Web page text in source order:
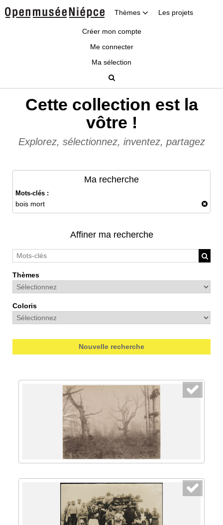
Thèmes Les projets
Créer mon compte
Me connecter
Ma sélection
Cette collection est la
vôtre !
Explorez, sélectionnez, inventez, partagez
Ma recherche
Mots-clés :
bois mort
Affiner ma recherche
Thèmes
Coloris
Nouvelle recherche